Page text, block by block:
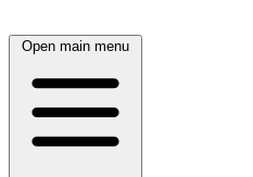
Open main menu